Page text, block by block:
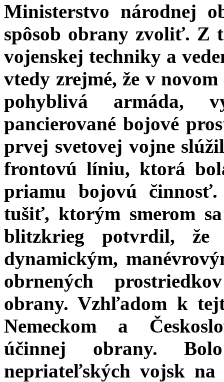
Ministerstvo národnej
spôsob obrany zvoliť. Z
vojenskej techniky a
vtedy zrejmé, že v
pohyblivá armáda,
pancierované bojové
prvej svetovej vojne
frontovú líniu, ktorá
priamu bojovú
tušiť, ktorým smerom
blitzkrieg potvrdil,
dynamickým,
obrnených
obrany. Vzhľadom k
Nemeckom a
účinnej obrany.
nepriateľských vojsk